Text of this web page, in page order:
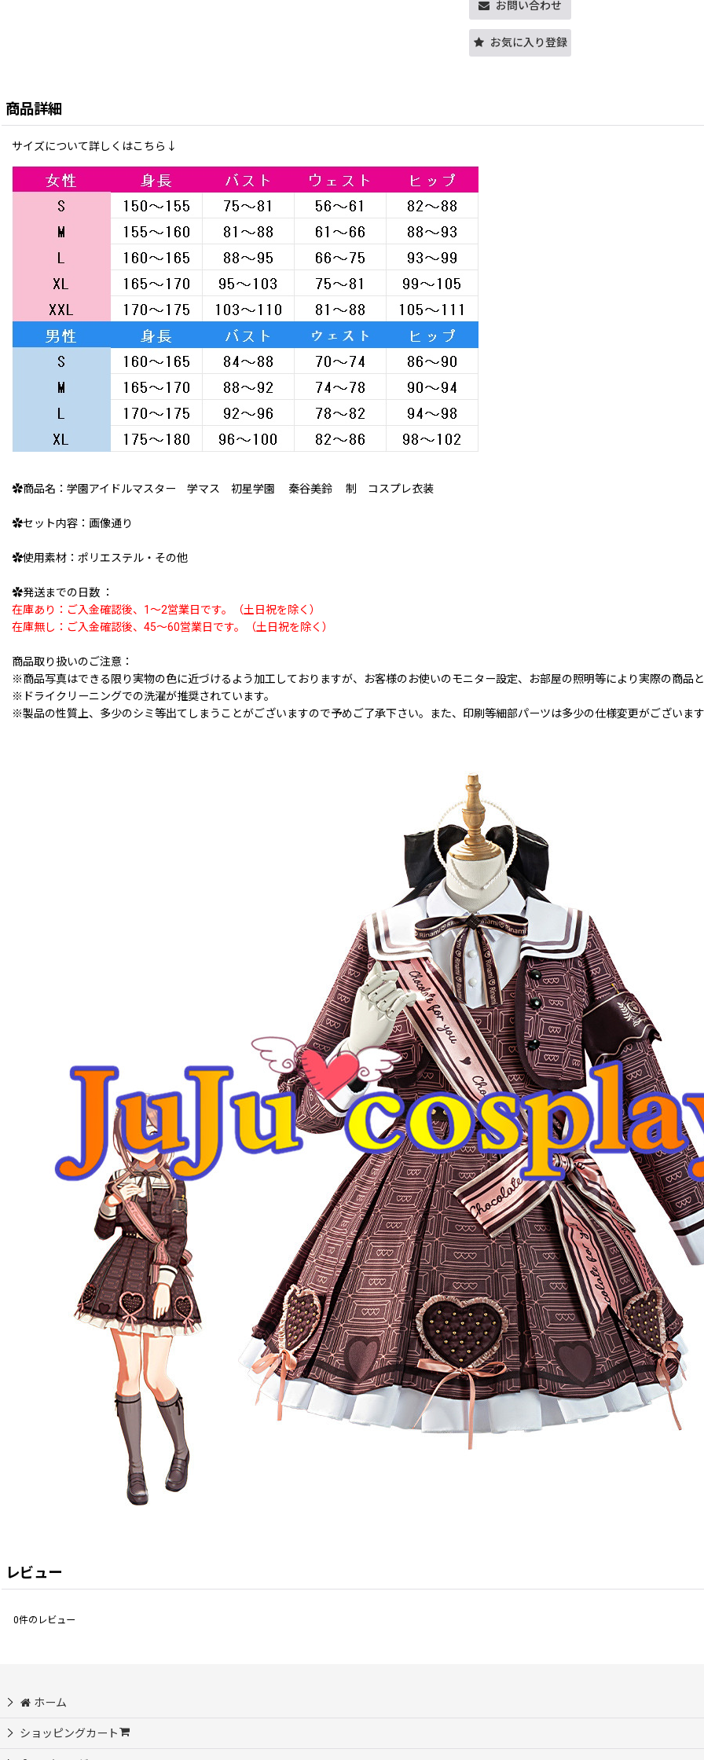
お問い合わせ
お気に入り登録
商品詳細
サイズについて詳しくはこちら↓
✿商品名：学園アイドルマスター 学マス 初星学園 秦谷美鈴 制 コスプレ衣装
✿セット内容：画像通り
✿使用素材：ポリエステル・その他
✿発送までの日数 ：
在庫あり：ご入金確認後、1〜2営業日です。（土日祝を除く）
在庫無し：ご入金確認後、45〜60営業日です。（土日祝を除く）
商品取り扱いのご注意：
※商品写真はできる限り実物の色に近づけるよう加工しておりますが、お客様のお使いのモニター設定、お部屋の照明等により実際の商品
※ドライクリーニングでの洗濯が推奨されています。
※製品の性質上、多少のシミ等出てしまうことがございますので予めご了承下さい。また、印刷等細部パーツは多少の仕様変更がございます
レビュー
0件のレビュー
ホーム
ショッピングカート